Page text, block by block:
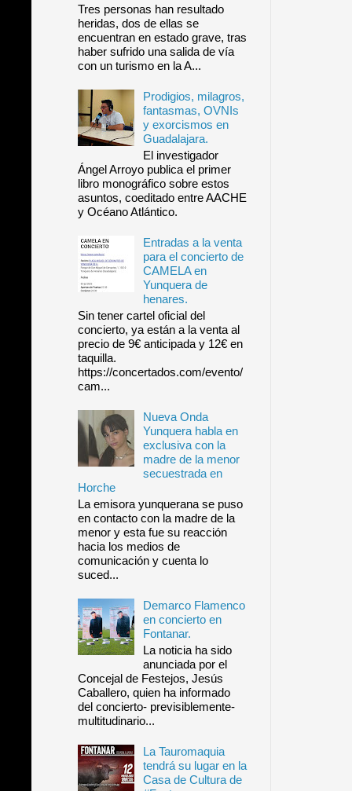
Tres personas han resultado
heridas, dos de ellas se
encuentran en estado grave, tras
haber sufrido una salida de vía
con un turismo en la A...
Prodigios, milagros,
fantasmas, OVNIs
y exorcismos en
Guadalajara.
El investigador
Ángel Arroyo publica el primer
libro monográfico sobre estos
asuntos, coeditado entre AACHE
y Océano Atlántico.
Entradas a la venta
para el concierto de
CAMELA en
Yunquera de
henares.
Sin tener cartel oficial del
concierto, ya están a la venta al
precio de 9€ anticipada y 12€ en
taquilla.
https://concertados.com/evento/
cam...
Nueva Onda
Yunquera habla en
exclusiva con la
madre de la menor
secuestrada en
Horche
La emisora yunquerana se puso
en contacto con la madre de la
menor y esta fue su reacción
hacia los medios de
comunicación y cuenta lo
suced...
Demarco Flamenco
en concierto en
Fontanar.
La noticia ha sido
anunciada por el
Concejal de Festejos, Jesús
Caballero, quien ha informado
del concierto- previsiblemente-
multitudinario...
La Tauromaquia
tendrá su lugar en la
Casa de Cultura de